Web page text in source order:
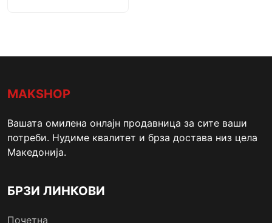
MAKSHOP
Вашата омилена онлајн продавница за сите ваши
потреби. Нудиме квалитет и брза достава низ цела
Македонија.
БРЗИ ЛИНКОВИ
Почетна